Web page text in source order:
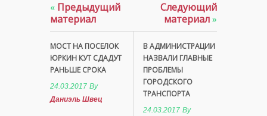
« Предыдущий
материал
МОСТ НА ПОСЕЛОК
ЮРКИН КУТ СДАДУТ
РАНЬШЕ СРОКА
24.03.2017 By
Даниэль Швец
Следующий
материал»
В АДМИНИСТРАЦИИ
НАЗВАЛИ ГЛАВНЫЕ
ПРОБЛЕМЫ
ГОРОДСКОГО
ТРАНСПОРТА
24.03.2017 By